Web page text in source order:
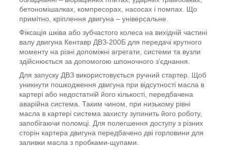
бетономішалках, компресорах, насосах і помпах. Що
примітно, кріплення двигуна – універсальне.
Фіксація шківа або зубчастого колеса на вихідній частині
валу двигуна Кентавр ДВЗ-200Б для передачі крутного
моменту на різні допоміжні агрегати, системи та вузли
здійснюється за допомогою шпоночного з'єднання.
Для запуску ДВЗ використовується ручний стартер. Щоб
уникнути пошкодження двигуна при відсутності масла в
картері або недостатній його кількості, передбачена
аварійна система. Таким чином, при низькому рівні
масла в картері система захисту зупинить його роботу,
запобігаючи поломці. Для полегшення доступу з різних
сторін картера двигуна передбачено дві горловини для
заливки масла з пробками-щупами.